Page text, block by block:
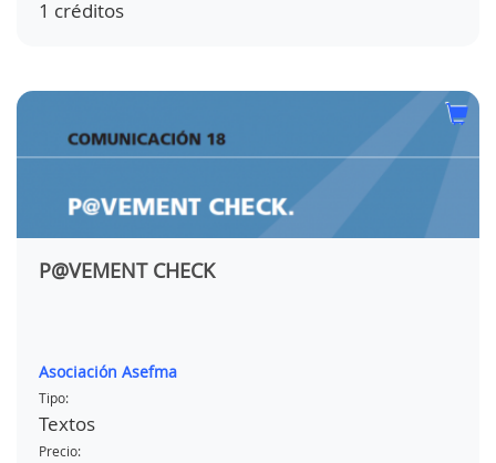
1 créditos
P@VEMENT CHECK
Asociación Asefma
Tipo:
Textos
Precio: